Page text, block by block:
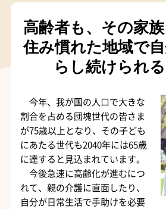
高齢者も、その家
住み慣れた地域で
らし続けられ
今年、我が国の人口で大きな
割合を占める団塊世代の皆さま
が75歳以上となり、その子ども
にあたる世代も2040年には65歳
に達すると見込まれています。
今後急速に高齢化が進むにつ
れて、親の介護に直面したり、
自分が日常生活で手助けを必要